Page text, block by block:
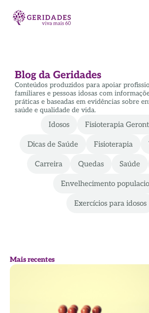
Blog da Geridades
Conteúdos produzidos para apoiar
familiares e pessoas idosas com
práticas e baseadas em evidências sobre
saúde e qualidade de vida.
Idosos Fisioterapia
Dicas de Saúde Fisioterapia
Carreira Quedas Saúde
Envelhecimento
Exercícios para idosos
Mais recentes